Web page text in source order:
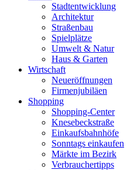
Stadtentwicklung
Architektur
Straßenbau
Spielplätze
Umwelt & Natur
Haus & Garten
Wirtschaft
Neueröffnungen
Firmenjubiläen
Shopping
Shopping-Center
Knesebeckstraße
Einkaufsbahnhöfe
Sonntags einkaufen
Märkte im Bezirk
Verbrauchertipps